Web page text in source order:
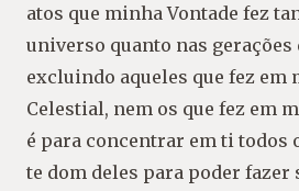
atos que minha Vontade fez
universo quanto nas gerações
excluindo aqueles que fez em
Celestial, nem os que fez em
é para concentrar em ti todos
te dom deles para poder fazer